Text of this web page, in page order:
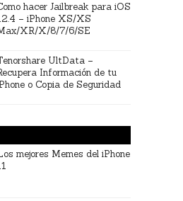
hacer Jailbreak para iOS
– iPhone XS/XS
XR/X/8/7/6/SE
UltData –
Información de tu
o Copia de Seguridad
mejores Memes del iPhone